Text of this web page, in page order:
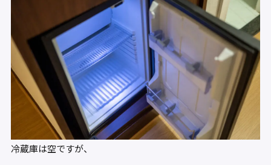
冷蔵庫は空ですが、